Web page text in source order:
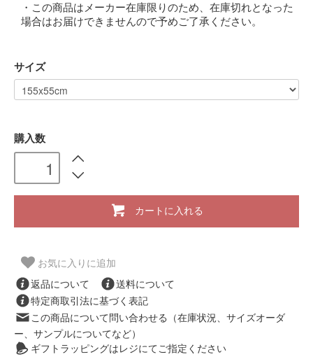
・この商品はメーカー在庫限りのため、在庫切れとなった
場合はお届けできませんので予めご了承ください。
サイズ
購入数
カートに入れる
お気に入りに追加
返品について
送料について
特定商取引法に基づく表記
この商品について問い合わせる（在庫状況、サイズオーダ
ー、サンプルについてなど）
ギフトラッピングはレジにてご指定ください